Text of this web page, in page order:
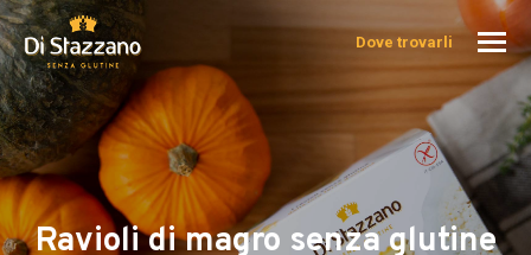
Dove trovarli
Ravioli di magro senza glutine